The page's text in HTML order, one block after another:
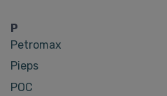
P
Petromax
Pieps
POC